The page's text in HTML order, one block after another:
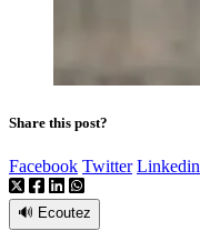
Share this post?
Facebook Twitter Linkedin
🔊 Ecoutez